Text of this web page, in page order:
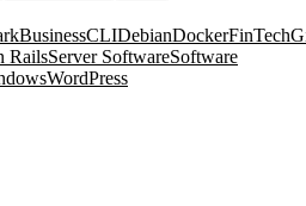
BusinessCLIDebianDockerFinTech
RailsServer SoftwareSoftware
WordPress